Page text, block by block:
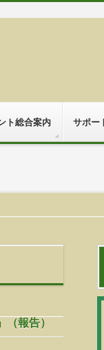
ト総合案内 サポー